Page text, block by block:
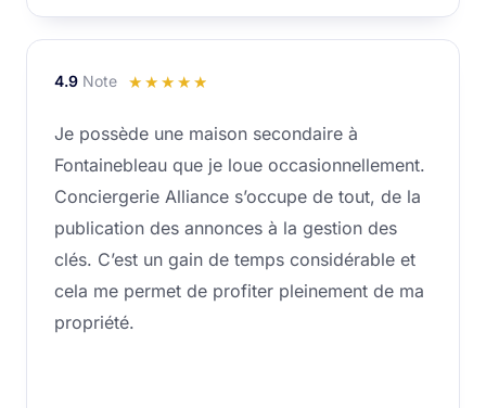
4.9 Note ☆ ☆ ☆ ☆ ☆
sur
5
Je possède une maison secondaire à
Fontainebleau que je loue occasionnellement.
Conciergerie Alliance s’occupe de tout, de la
publication des annonces à la gestion des
clés. C’est un gain de temps considérable et
cela me permet de profiter pleinement de ma
propriété.